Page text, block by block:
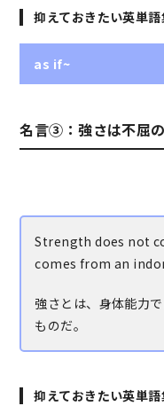
抑えておきたい英単
as if~
名言③：強さは不屈
Strength does not
comes from an
強さとは、身体能力
ものだ。
抑えておきたい英単